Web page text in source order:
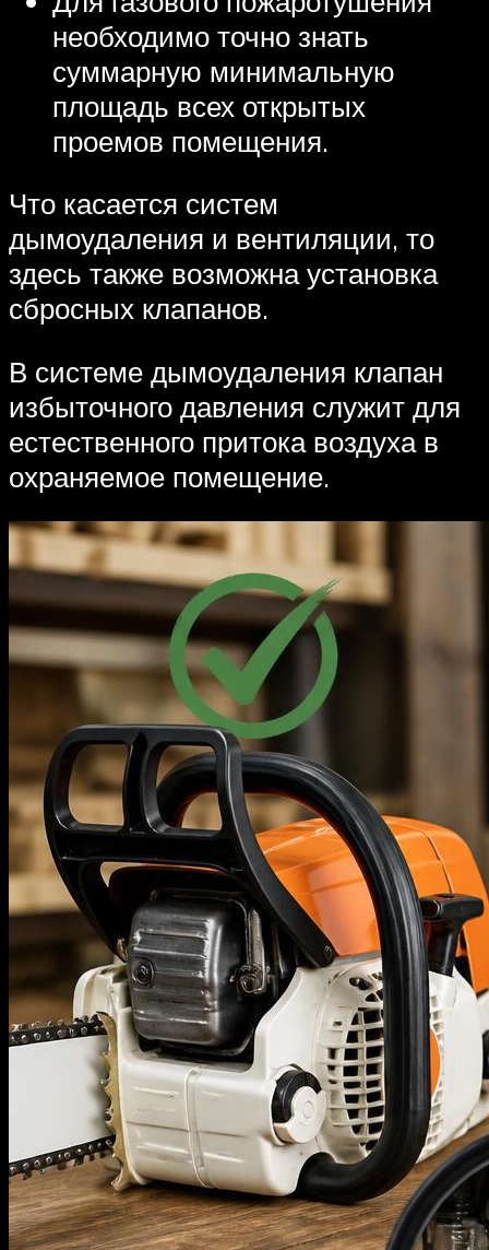
необходимо точно знать
суммарную минимальную
площадь всех открытых
проемов помещения.
Что касается систем
дымоудаления и вентиляции, то
здесь также возможна установка
сбросных клапанов.
В системе дымоудаления клапан
избыточного давления служит для
естественного притока воздуха в
охраняемое помещение.